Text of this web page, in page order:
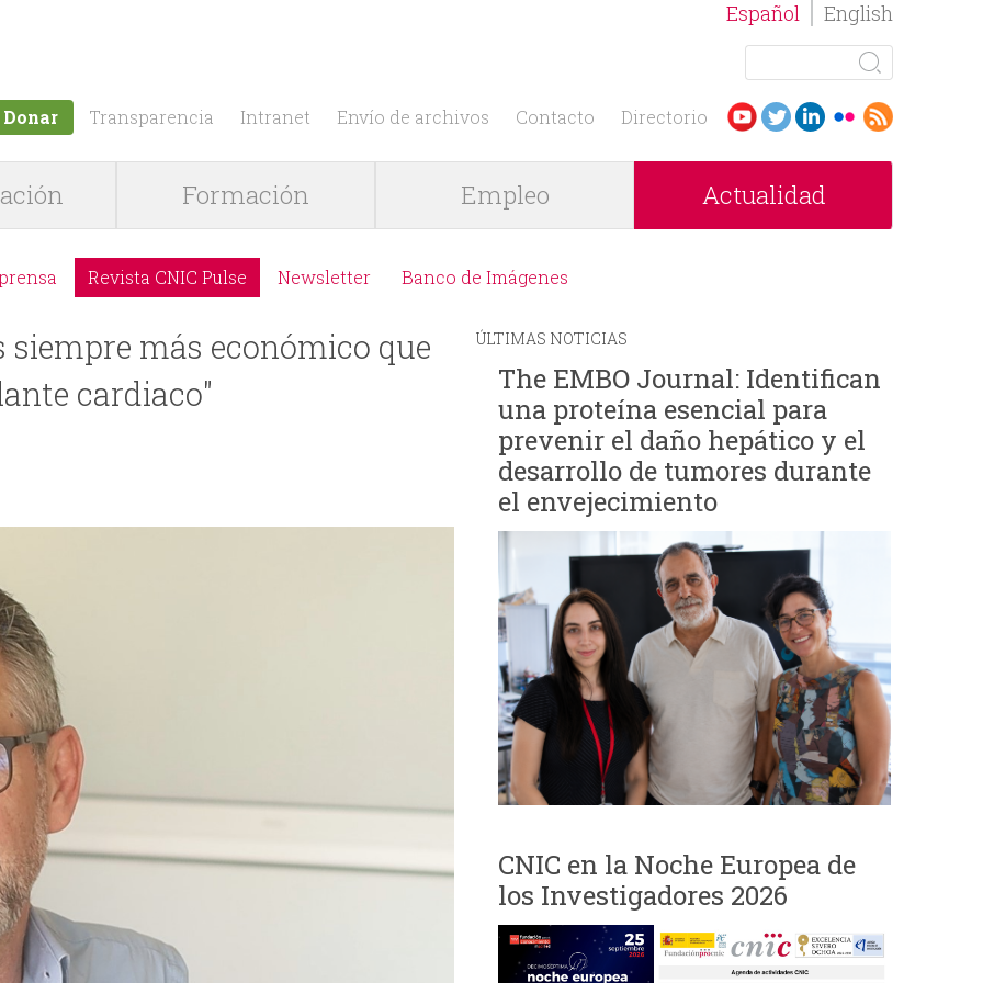
English
Español
F
r
l
a
r
d
e
b
ú
q
u
u
s
c
a
r
Donar Transparencia Intranet Envío de archivos Contacto Directorio
Formación Empleo Actualidad
Revista CNIC Pulse Newsletter Banco de Imágenes
siempre más económico que
cardiaco"
ÚLTIMAS NOTICIAS
The EMBO Journal: Identifican
una proteína esencial para
prevenir el daño hepático y el
desarrollo de tumores durante
el envejecimiento
CNIC en la Noche Europea de
los Investigadores 2026